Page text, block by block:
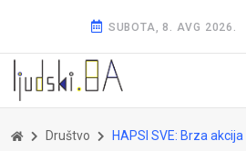
SUBOTA, 8. AVG 2026.
Društvo HAPSI SVE: Brza akcija policije, privedeni